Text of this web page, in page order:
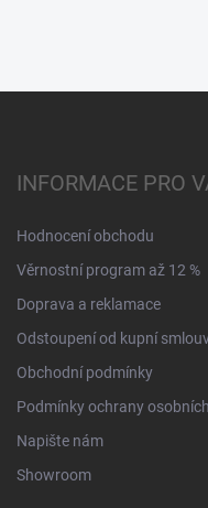
INFORMACE PRO
Hodnocení obchodu
Věrnostní program až 12 %
Doprava a reklamace
Odstoupení od kupní
Obchodní podmínky
Podmínky ochrany
Napište nám
Showroom